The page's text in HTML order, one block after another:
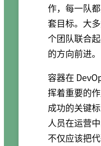
作，每一队
套目标。大
个团队联合
的方向前进。
容器在
挥着重要的
成功的关键
人员在运营
不仅应该把